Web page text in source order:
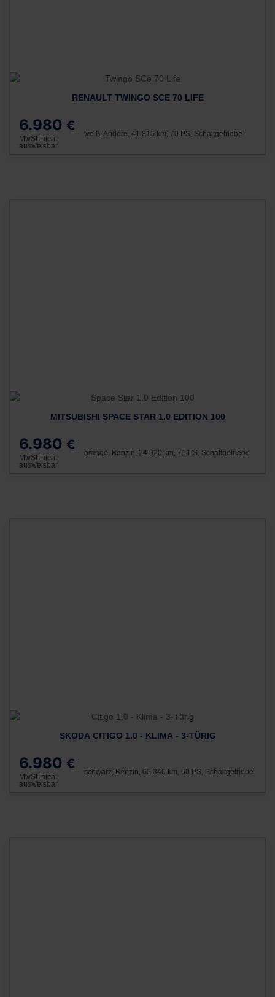
RENAULT TWINGO SCE 70 LIFE
6.980 €
MwSt. nicht
ausweisbar
weiß, Andere, 41.815 km, 70 PS, Schaltgetriebe
MITSUBISHI SPACE STAR 1.0 EDITION 100
6.980 €
MwSt. nicht
ausweisbar
orange, Benzin, 24.920 km, 71 PS, Schaltgetriebe
SKODA CITIGO 1.0 - KLIMA - 3-TÜRIG
6.980 €
MwSt. nicht
ausweisbar
schwarz, Benzin, 65.340 km, 60 PS, Schaltgetriebe